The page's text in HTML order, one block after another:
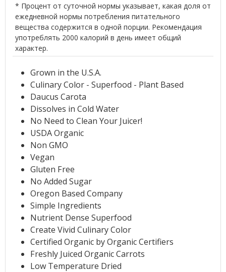
* Процент от суточной нормы указывает, какая доля от
ежедневной нормы потребления питательного
вещества содержится в одной порции. Рекомендация
употреблять 2000 калорий в день имеет общий
характер.
Grown in the U.S.A.
Culinary Color - Superfood - Plant Based
Daucus Carota
Dissolves in Cold Water
No Need to Clean Your Juicer!
USDA Organic
Non GMO
Vegan
Gluten Free
No Added Sugar
Oregon Based Company
Simple Ingredients
Nutrient Dense Superfood
Create Vivid Culinary Color
Certified Organic by Organic Certifiers
Freshly Juiced Organic Carrots
Low Temperature Dried